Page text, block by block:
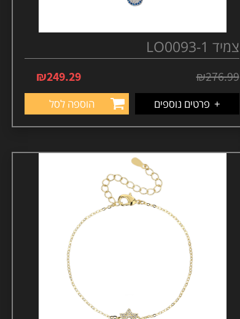
צמיד LO0093-1
₪276.99
₪249.29
+ פרטים נוספים הוספה לסל